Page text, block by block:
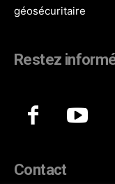
géosécuritaire
Restez
Contact